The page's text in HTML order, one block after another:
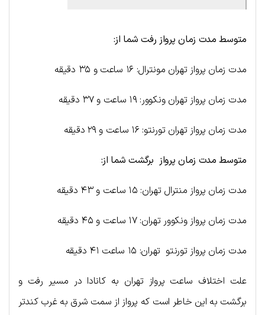
متوسط مدت زمان پرواز رفت شما از:
مدت زمان پرواز تهران مونترال: ۱۶ ساعت و ۳۵ دقیقه
مدت زمان پرواز تهران ونکوور: ۱۹ ساعت و ۳۷ دقیقه
مدت زمان پرواز تهران تورنتو: ۱۶ ساعت و ۲۹ دقیقه
متوسط مدت زمان پرواز برگشت شما از:
مدت زمان پرواز منترال تهران: ۱۵ ساعت و ۴۳ دقیقه
مدت زمان پرواز ونکوور تهران: ۱۷ ساعت و ۴۵ دقیقه
مدت زمان پرواز تورنتو تهران: ۱۵ ساعت ۴۱ دقیقه
علت اختلاف ساعت پرواز تهران به کانادا در مسیر رفت و
برگشت به این خاطر است که پرواز از سمت شرق به غرب کندتر